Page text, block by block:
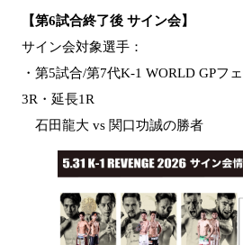
【第6試合終了後 サイン会】
サイン会対象選手：
・第5試合/第7代K-1 WORLD GPフ
3R・延長1R
石田龍大 vs 関口功誠の勝者